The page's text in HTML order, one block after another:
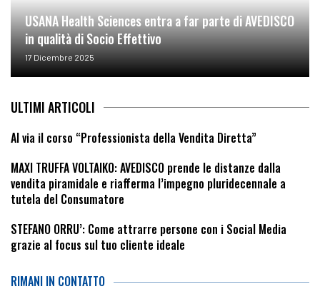
USANA Health Sciences entra a far parte di AVEDISCO
in qualità di Socio Effettivo
17 Dicembre 2025
ULTIMI ARTICOLI
Al via il corso “Professionista della Vendita Diretta”
MAXI TRUFFA VOLTAIKO: AVEDISCO prende le distanze dalla
vendita piramidale e riafferma l’impegno pluridecennale a
tutela del Consumatore
STEFANO ORRU’: Come attrarre persone con i Social Media
grazie al focus sul tuo cliente ideale
RIMANI IN CONTATTO